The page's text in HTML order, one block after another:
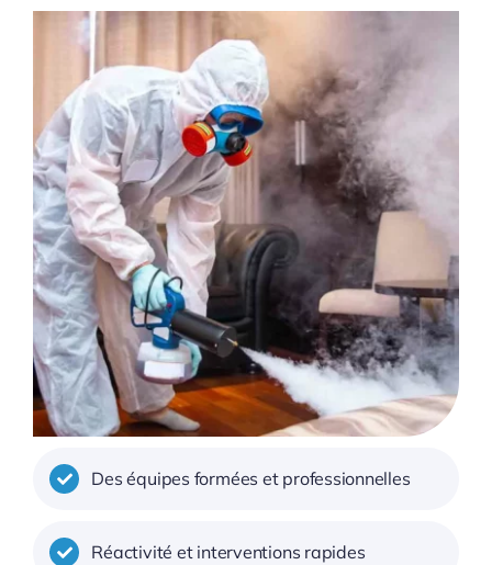
Des équipes formées et professionnelles
Réactivité et interventions rapides